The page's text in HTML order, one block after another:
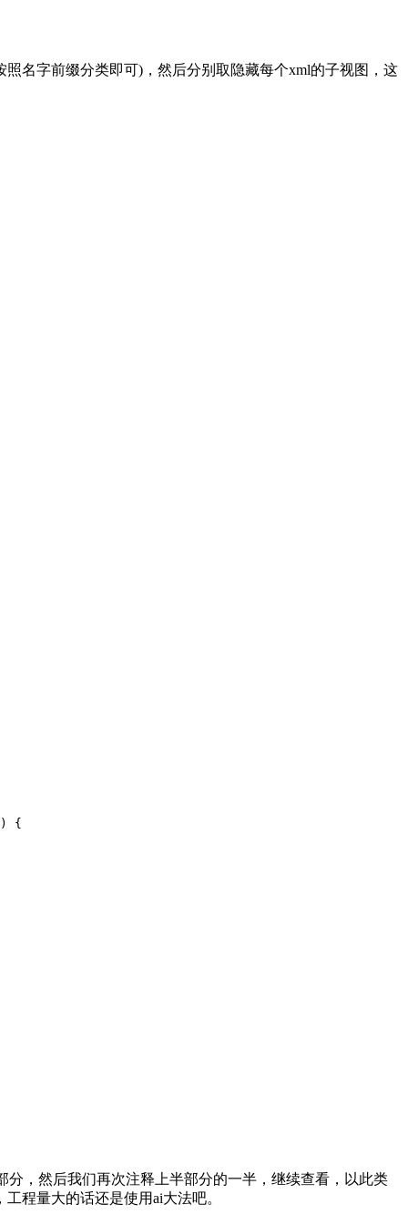
名字前缀分类即可)，然后分别取隐藏每个xml的子视图，这
{
，然后我们再次注释上半部分的一半，继续查看，以此类
程量大的话还是使用ai大法吧。